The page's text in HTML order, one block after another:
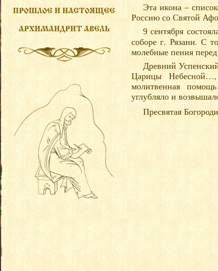
Эта икона –
Россию со Святой
9сентября
соборе г. Рязани. С
молебные пения
Древний
Царицы
молитвенная
углубляло и
Пресвятая